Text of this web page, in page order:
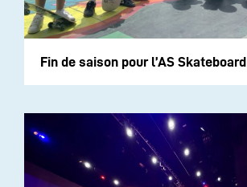
Fin de saison pour l’AS Skateboard